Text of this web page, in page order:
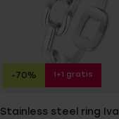
Stainless steel ring Iva
-70% 1+1 gratis